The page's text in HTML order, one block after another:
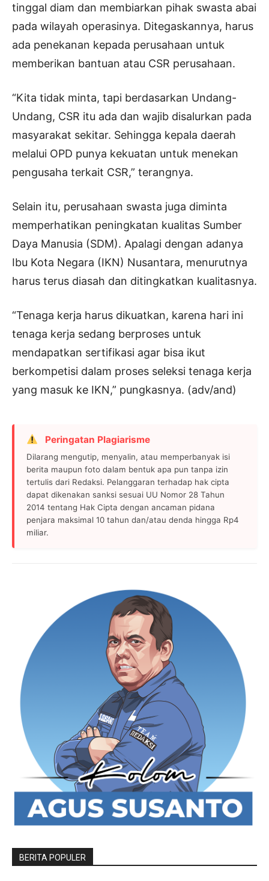
tinggal diam dan membiarkan pihak swasta abai
pada wilayah operasinya. Ditegaskannya, harus
ada penekanan kepada perusahaan untuk
memberikan bantuan atau CSR perusahaan.
“Kita tidak minta, tapi berdasarkan Undang-
Undang, CSR itu ada dan wajib disalurkan pada
masyarakat sekitar. Sehingga kepala daerah
melalui OPD punya kekuatan untuk menekan
pengusaha terkait CSR,” terangnya.
Selain itu, perusahaan swasta juga diminta
memperhatikan peningkatan kualitas Sumber
Daya Manusia (SDM). Apalagi dengan adanya
Ibu Kota Negara (IKN) Nusantara, menurutnya
harus terus diasah dan ditingkatkan kualitasnya.
“Tenaga kerja harus dikuatkan, karena hari ini
tenaga kerja sedang berproses untuk
mendapatkan sertifikasi agar bisa ikut
berkompetisi dalam proses seleksi tenaga kerja
yang masuk ke IKN,” pungkasnya. (adv/and)
Peringatan Plagiarisme
Dilarang mengutip, menyalin, atau memperbanyak isi
berita maupun foto dalam bentuk apa pun tanpa izin
tertulis dari Redaksi. Pelanggaran terhadap hak cipta
dapat dikenakan sanksi sesuai UU Nomor 28 Tahun
2014 tentang Hak Cipta dengan ancaman pidana
penjara maksimal 10 tahun dan/atau denda hingga Rp4
miliar.
BERITA POPULER